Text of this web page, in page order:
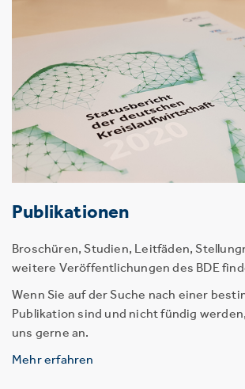
Publikationen
Broschüren, Studien, Leitfäden,
weitere Veröffentlichungen des BDE
Wenn Sie auf der Suche nach einer
Publikation sind und nicht fündig
uns gerne an.
Mehr erfahren